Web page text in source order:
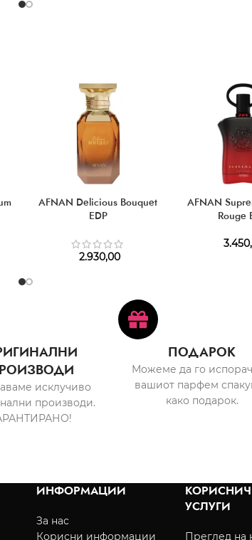
AFNAN Delicious Bouquet
EDP
2.930,00
AFNAN
Rouge
исклучиво
производи.
ПОДАРОК
Можеме да го
вашиот парфем
како подарок.
ИНФОРМАЦИИ
За нас
Корисни информации
УСЛУГИ
Преглед на